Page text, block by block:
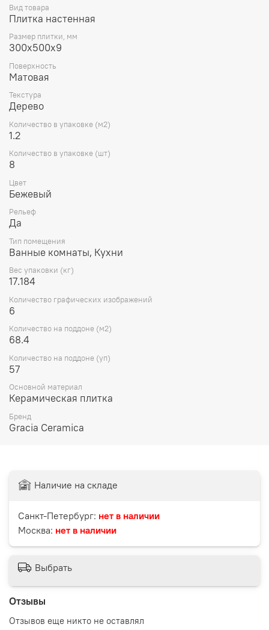
Вид товара
Плитка настенная
Размер плитки, мм
300х500х9
Поверхность
Матовая
Текстура
Дерево
Количество в упаковке (м2)
1.2
Количество в упаковке (шт)
8
Цвет
Бежевый
Рельеф
Да
Тип помещения
Ванные комнаты, Кухни
Вес упаковки (кг)
17.184
Количество графических изображений
6
Количество на поддоне (м2)
68.4
Количество на поддоне (уп)
57
Основной материал
Керамическая плитка
Бренд
Gracia Ceramica
Отзывы
Отзывов еще никто не оставлял
Наличие на складе
Санкт-Петербург: нет в наличии
Москва: нет в наличии
Выбрать